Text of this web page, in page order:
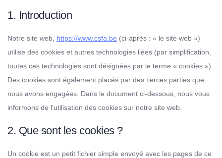
1. Introduction
Notre site web, https://www.csfa.be (ci-après : « le site web »)
utilise des cookies et autres technologies liées (par simplification,
toutes ces technologies sont désignées par le terme « cookies »).
Des cookies sont également placés par des tierces parties que
nous avons engagées. Dans le document ci-dessous, nous vous
informons de l’utilisation des cookies sur notre site web.
2. Que sont les cookies ?
Un cookie est un petit fichier simple envoyé avec les pages de ce